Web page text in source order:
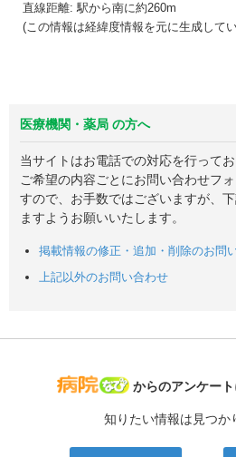
直線距離: 駅から南に約260m
(この情報は経緯度情報を元に生成して
医療機関・薬局 の方へ
当サイトはお電話での対応を行ってお
ご希望の内容ごとにお問い合わせフ
すので、お手数ではございますが、
ますようお願いいたします。
掲載情報の修正・追加・削除のお問
上記以外のお問い合わせ
病院なび
からのアンケート
知りたい情報は見つか